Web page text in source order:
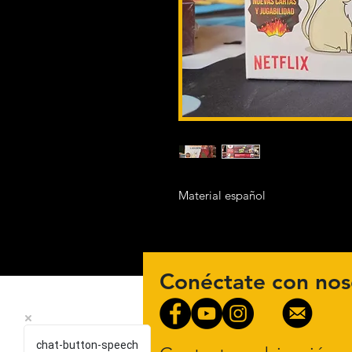
Material español
Conéctate con
chat-button-speech